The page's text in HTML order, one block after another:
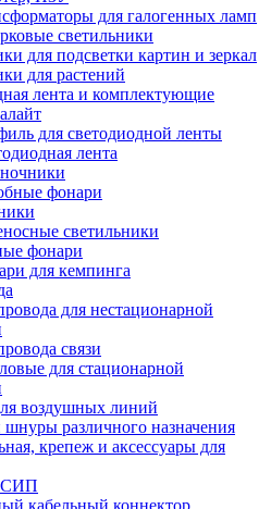
для галогенных ламп
светильники
для подсветки картин и зеркал
для растений
лента и комплектующие
для светодиодной ленты
лента
фонари
светильники
фонари
для кемпинга
для нестационарной
связи
для стационарной
воздушных линий
различного назначения
крепеж и аксессуары для
СИП
кабельный коннектор